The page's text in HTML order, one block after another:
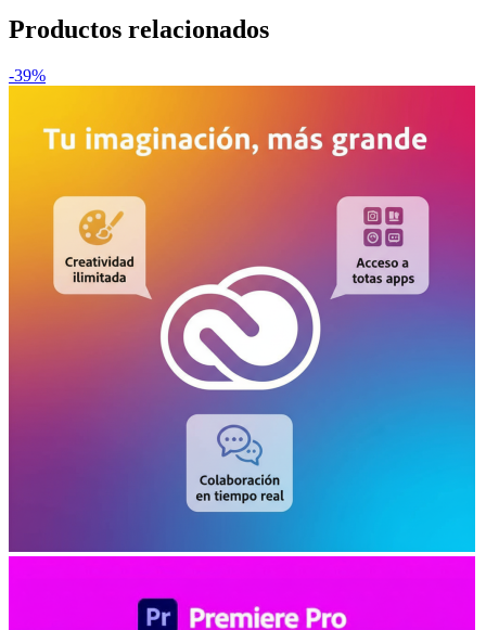
Productos relacionados
-39%